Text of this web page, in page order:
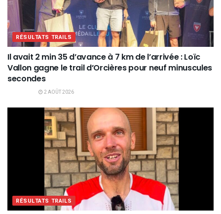
RÉSULTATS TRAILS
Il avait 2 min 35 d’avance à 7 km de l’arrivée : Loïc
Vallon gagne le trail d’Orcières pour neuf minuscules
secondes
2 AOÛT 2026
RÉSULTATS TRAILS